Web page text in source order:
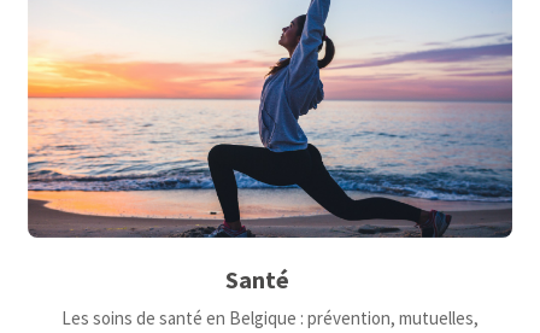
Santé
Les soins de santé en Belgique : prévention, mutuelles,